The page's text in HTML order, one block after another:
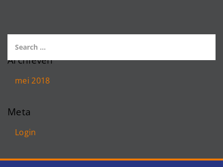
Archieven
mei 2018
Meta
Login